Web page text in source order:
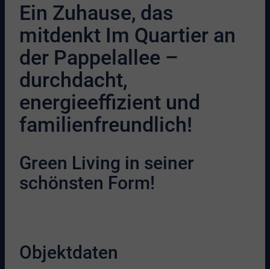
Ein Zuhause, das
mitdenkt Im Quartier an
der Pappelallee –
durchdacht,
energieeffizient und
familienfreundlich!
Green Living in seiner
schönsten Form!
Objektdaten